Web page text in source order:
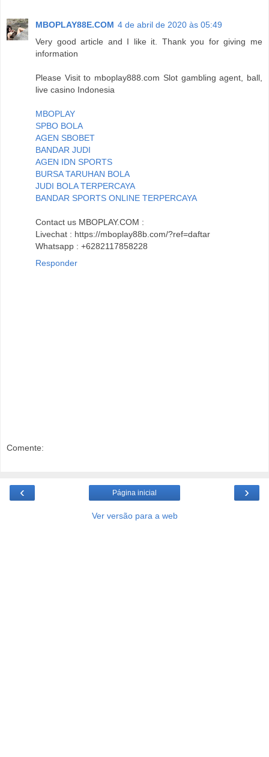
MBOPLAY88E.COM 4 de abril de 2020 às 05:49
Very good article and I like it. Thank you for giving me
information
Please Visit to mboplay888.com Slot gambling agent, ball,
live casino Indonesia
MBOPLAY
SPBO BOLA
AGEN SBOBET
BANDAR JUDI
AGEN IDN SPORTS
BURSA TARUHAN BOLA
JUDI BOLA TERPERCAYA
BANDAR SPORTS ONLINE TERPERCAYA
Contact us MBOPLAY.COM :
Livechat : https://mboplay88b.com/?ref=daftar
Whatsapp : +6282117858228
Responder
Comente:
‹ ›
Página inicial
Ver versão para a web